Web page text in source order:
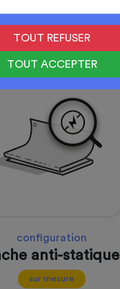
TOUT REFUSER
TOUT ACCEPTER
configuration
alimentaire
sur mesure
configuration
anti-statique
sur mesure